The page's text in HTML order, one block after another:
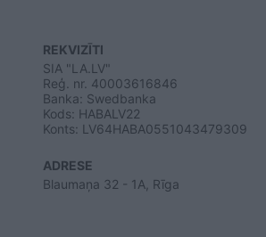
REKVIZĪTI
SIA "LA.LV"
Reģ. nr. 40003616846
Banka: Swedbanka
Kods: HABALV22
Konts: LV64HABA0551043479309
ADRESE
Blaumaņa 32 - 1A, Rīga